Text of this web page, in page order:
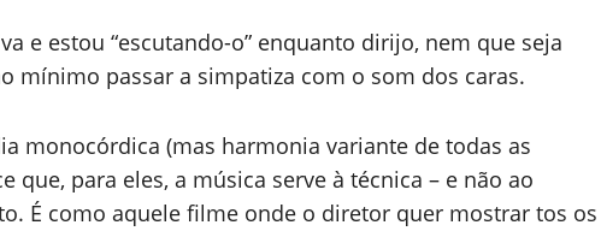
e estou “escutando-o” enquanto dirijo, nem que seja
mínimo passar a simpatiza com o som dos caras.
monocórdica (mas harmonia variante de todas as
que, para eles, a música serve à técnica – e não ao
É como aquele filme onde o diretor quer mostrar tos os